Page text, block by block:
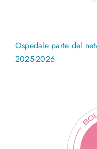
Ospedale parte del
2025-2026